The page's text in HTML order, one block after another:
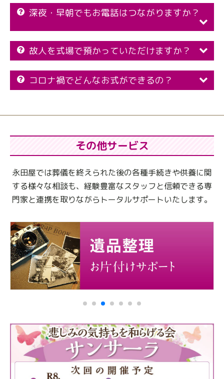
深夜・早朝でもお電話はつながりますか？
故人を式場で預かっていただけますか？
コロナ禍でどんなお式ができるの？
その他サービス
永田屋では葬儀を終えられた後の各種手続きや供養に関
する様々な相談も、 経験豊富なスタッフと信頼できる専
門家と連携を取りながらトータルサポートいたします。